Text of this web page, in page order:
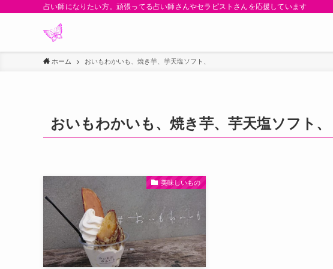
占い師になりたい方。頑張ってる占い師さんやセラピストさんを応援しています
ホーム おいもわかいも、焼き芋、芋天塩ソフト、
おいもわかいも、焼き芋、芋天塩ソフト、
美味しいもの